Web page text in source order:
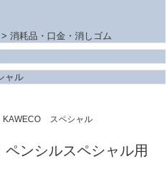
> 消耗品・口金・消しゴム
ャル
KAWECO スペシャル
ペンシルスペシャル用